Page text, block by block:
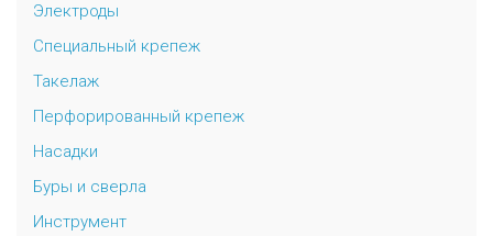
Электроды
Специальный крепеж
Такелаж
Перфорированный крепеж
Насадки
Буры и сверла
Инструмент